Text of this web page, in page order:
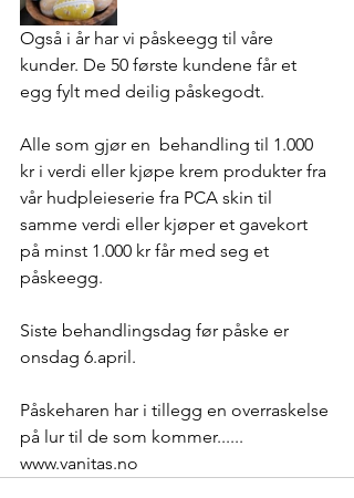
Også i år har vi påskeegg til våre
kunder. De 50 første kundene får et
egg fylt med deilig påskegodt.
Alle som gjør en  behandling til 1.000
kr i verdi eller kjøpe krem produkter fra
vår hudpleieserie fra PCA skin til
samme verdi eller kjøper et gavekort
på minst 1.000 kr får med seg et
påskeegg.
Siste behandlingsdag før påske er
onsdag 6.april.
Påskeharen har i tillegg en overraskelse
på lur til de som kommer......
www.vanitas.no